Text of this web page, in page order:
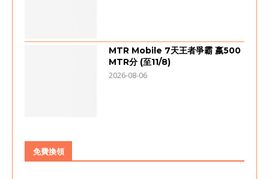
MTR Mobile 7天王者爭霸 嬴500
MTR分 (至11/8)
2026-08-06
免費換領